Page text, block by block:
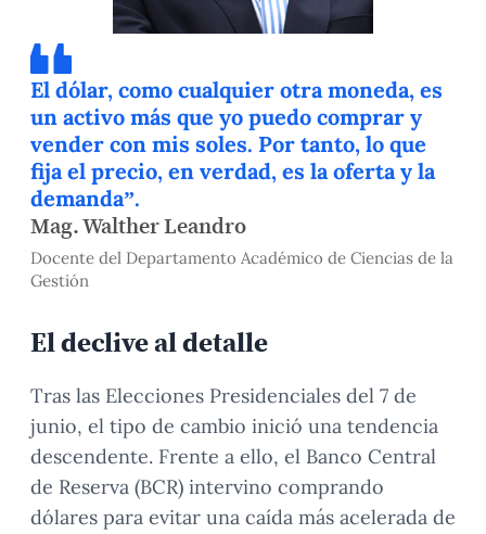
El dólar, como cualquier otra moneda, es
un activo más que yo puedo comprar y
vender con mis soles. Por tanto, lo que
fija el precio, en verdad, es la oferta y la
demanda”.
Mag. Walther Leandro
Docente del Departamento Académico de Ciencias de la
Gestión
El declive al detalle
Tras las Elecciones Presidenciales del 7 de
junio, el tipo de cambio inició una tendencia
descendente. Frente a ello, el Banco Central
de Reserva (BCR) intervino comprando
dólares para evitar una caída más acelerada de